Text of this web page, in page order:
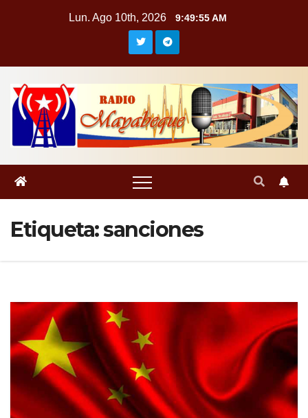
Lun. Ago 10th, 2026 9:49:56 AM
Etiqueta:sanciones